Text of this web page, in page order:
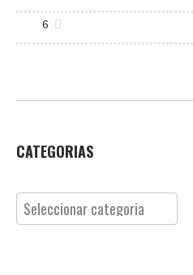
6
CATEGORIAS
Categorias